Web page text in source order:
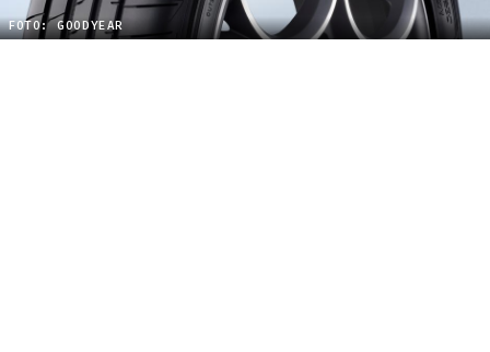
FOTO: GOODYEAR